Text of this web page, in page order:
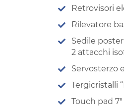
Retrovisori
Rilevatore
Sedile
2 attacchi
Servosterzo
Tergicristalli
Touch pad 7″